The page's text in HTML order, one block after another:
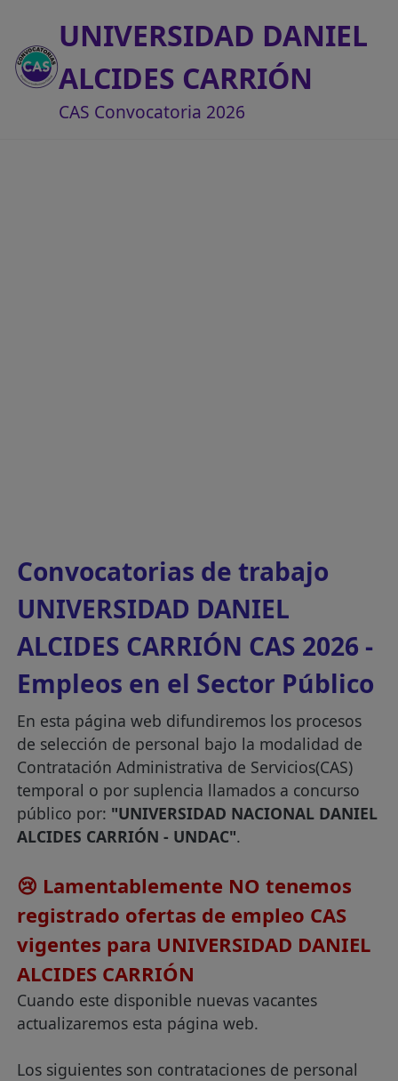
UNIVERSIDAD DANIEL
ALCIDES CARRIÓN
CAS Convocatoria 2026
Convocatorias de trabajo
UNIVERSIDAD DANIEL
ALCIDES CARRIÓN CAS 2026 -
Empleos en el Sector Público
En esta página web difundiremos los procesos
de selección de personal bajo la modalidad de
Contratación Administrativa de Servicios(CAS)
temporal o por suplencia llamados a concurso
público por: "UNIVERSIDAD NACIONAL DANIEL
ALCIDES CARRIÓN - UNDAC".
😢 Lamentablemente NO tenemos
registrado ofertas de empleo CAS
vigentes para UNIVERSIDAD DANIEL
ALCIDES CARRIÓN
Cuando este disponible nuevas vacantes
actualizaremos esta página web.
Los siguientes son contrataciones de personal